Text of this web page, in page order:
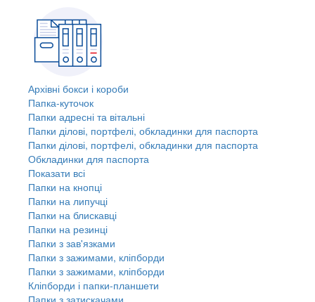
Архівні бокси і короби
Папка-куточок
Папки адресні та вітальні
Папки ділові, портфелі, обкладинки для паспорта
Папки ділові, портфелі, обкладинки для паспорта
Обкладинки для паспорта
Показати всі
Папки на кнопці
Папки на липучці
Папки на блискавці
Папки на резинці
Папки з зав'язками
Папки з зажимами, кліпборди
Папки з зажимами, кліпборди
Кліпборди і папки-планшети
Папки з затискачами